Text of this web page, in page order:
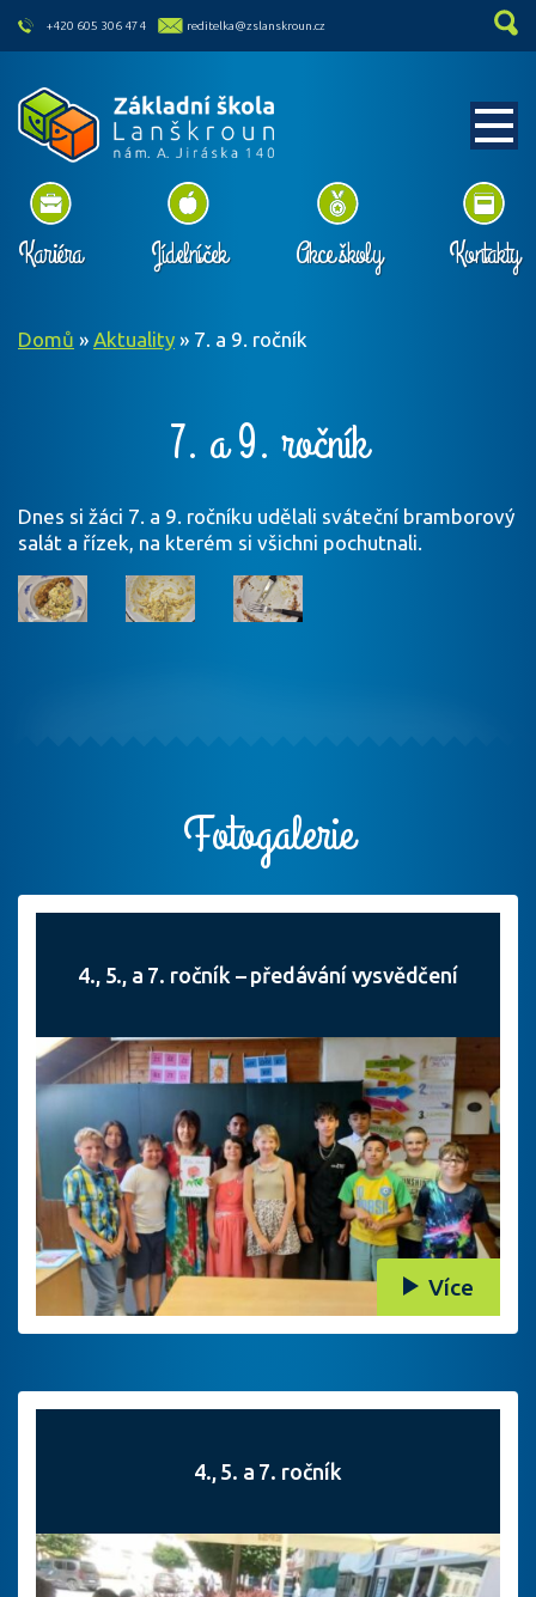
skip to main content
+420 605 306 474 reditelka@zslanskroun.cz
Kariéra Jídelníček Akce školy Kontakty
Domů » Aktuality » 7. a 9. ročník
7. a 9. ročník
Dnes si žáci 7. a 9. ročníku udělali sváteční bramborový
salát a řízek, na kterém si všichni pochutnali.
Fotogalerie
4., 5., a 7. ročník – předávání vysvědčení
Více
4., 5. a 7. ročník